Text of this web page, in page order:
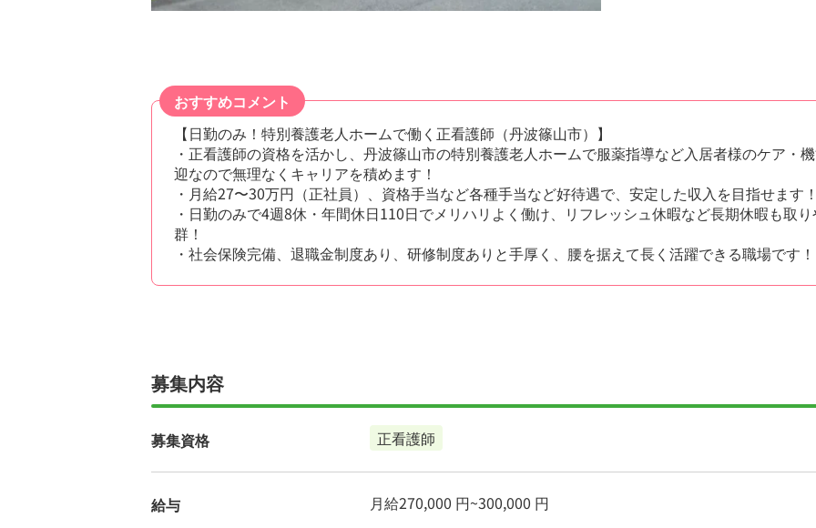
おすすめコメント
【日勤のみ！特別養護老人ホームで働く正看護師（丹波篠山市）】
・正看護師の資格を活かし、丹波篠山市の特別養護老人ホームで服薬指導など入居者様のケア・
迎なので無理なくキャリアを積めます！
・月給27〜30万円（正社員）、資格手当など各種手当など好待遇で、安定した収入を目指せます
・日勤のみで4週8休・年間休日110日でメリハリよく働け、リフレッシュ休暇など長期休暇も取
群！
・社会保険完備、退職金制度あり、研修制度ありと手厚く、腰を据えて長く活躍できる職場です！
募集内容
募集資格 正看護師
給与 月給270,000 円~300,000 円